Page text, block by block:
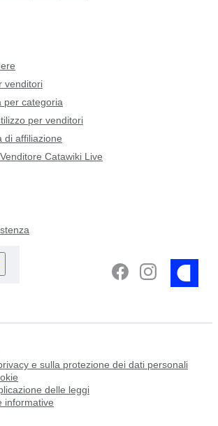
venditori
per categoria
per venditori
di affiliazione
Catawiki Live
e sulla protezione dei dati personali
delle leggi
informative